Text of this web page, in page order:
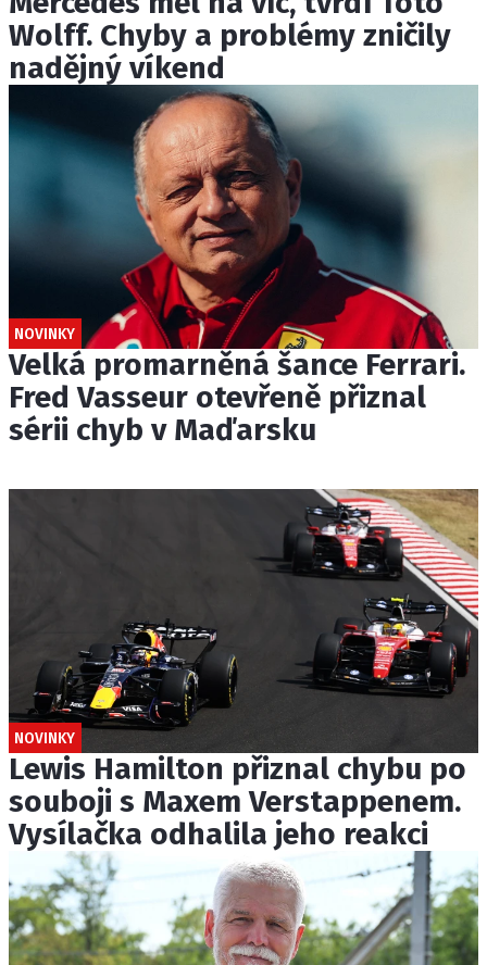
Wolff. Chyby a problémy zničily
nadějný víkend
NOVINKY
Velká promarněná šance Ferrari.
Fred Vasseur otevřeně přiznal
sérii chyb v Maďarsku
NOVINKY
Lewis Hamilton přiznal chybu po
souboji s Maxem Verstappenem.
Vysílačka odhalila jeho reakci